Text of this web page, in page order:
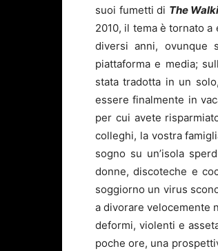
suoi fumetti di The
2010, il tema è tornato
diversi anni,
piattaforma e media;
stata tradotta in un
essere finalmente in
per cui avete
colleghi, la vostra
sogno su un’isola
donne, discoteche e
soggiorno un virus
a divorare velocemente
deformi, violenti e
poche ore, una